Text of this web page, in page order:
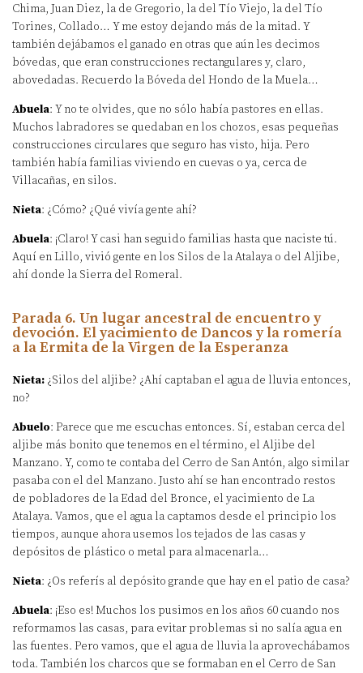
Chima, Juan Diez, la de Gregorio, la del Tío Viejo, la del Tío
Torines, Collado… Y me estoy dejando más de la mitad. Y
también dejábamos el ganado en otras que aún les decimos
bóvedas, que eran construcciones rectangulares y, claro,
abovedadas. Recuerdo la Bóveda del Hondo de la Muela…
Abuela: Y no te olvides, que no sólo había pastores en ellas.
Muchos labradores se quedaban en los chozos, esas pequeñas
construcciones circulares que seguro has visto, hija. Pero
también había familias viviendo en cuevas o ya, cerca de
Villacañas, en silos.
Nieta: ¿Cómo? ¿Qué vivía gente ahí?
Abuela: ¡Claro! Y casi han seguido familias hasta que naciste tú.
Aquí en Lillo, vivió gente en los Silos de la Atalaya o del Aljibe,
ahí donde la Sierra del Romeral.
Parada 6. Un lugar ancestral de encuentro y
devoción. El yacimiento de Dancos y la romería
a la Ermita de la Virgen de la Esperanza
Nieta: ¿Silos del aljibe? ¿Ahí captaban el agua de lluvia entonces,
no?
Abuelo: Parece que me escuchas entonces. Sí, estaban cerca del
aljibe más bonito que tenemos en el término, el Aljibe del
Manzano. Y, como te contaba del Cerro de San Antón, algo similar
pasaba con el del Manzano. Justo ahí se han encontrado restos
de pobladores de la Edad del Bronce, el yacimiento de La
Atalaya. Vamos, que el agua la captamos desde el principio los
tiempos, aunque ahora usemos los tejados de las casas y
depósitos de plástico o metal para almacenarla…
Nieta: ¿Os referís al depósito grande que hay en el patio de casa?
Abuela: ¡Eso es! Muchos los pusimos en los años 60 cuando nos
reformamos las casas, para evitar problemas si no salía agua en
las fuentes. Pero vamos, que el agua de lluvia la aprovechábamos
toda. También los charcos que se formaban en el Cerro de San